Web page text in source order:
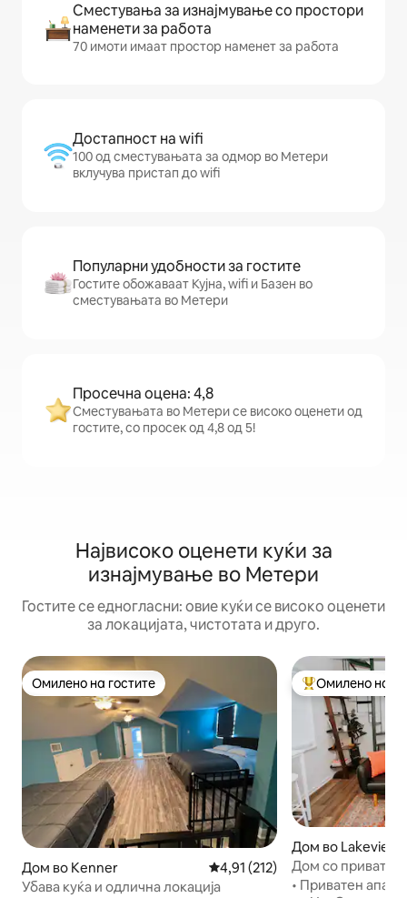
Сместувања за изнајмување со простори
наменети за работа
70 имоти имаат простор наменет за работа
Достапност на wifi
100 од сместувањата за одмор во Метери
вклучува пристап до wifi
Популарни удобности за гостите
Гостите обожаваат Кујна, wifi и Базен во
сместувањата во Метери
Просечна оцена: 4,8
Сместувањата во Метери се високо оценети од
гостите, со просек од 4,8 од 5!
Највисоко оценети куќи за
изнајмување во Метери
Гостите се едногласни: овие куќи се високо оценети
за локацијата, чистотата и друго.
Омилено на гостите
Омилено на гостите
Дом во Kenner Просечна оцена: 4,91 од 5,
4,91 (212)
Убава куќа и одлична локација
Меѓу
Омилено на
Дом во Lakeview
Дом со приватен
на храна/кафе/
• Приватен